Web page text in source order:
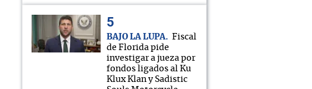
BAJO LA LUPA
Fiscal
de Florida pide
investigar a jueza por
fondos ligados al Ku
Klux Klan y Sadistic